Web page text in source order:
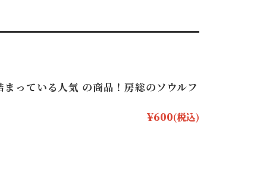
まっている人気 の商品！房総のソウルフ
¥600(税込)